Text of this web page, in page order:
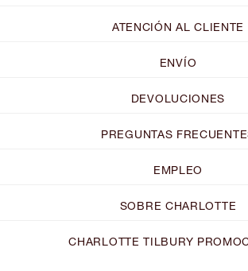
ATENCIÓN AL CLIENTE
ENVÍO
DEVOLUCIONES
PREGUNTAS
EMPLEO
SOBRE CHARLOTTE
CHARLOTTE TILBURY